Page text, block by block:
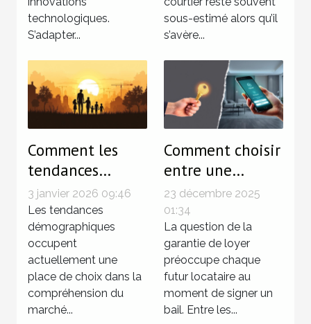
technologiques.
S’adapter...
sous-estimé alors qu’il
s’avère...
Comment les
tendances
démographiques
influencent le
marché
immobilier ?
3 janvier 2026 09:46
Les tendances
démographiques
occupent
actuellement une
place de choix dans la
compréhension du
marché...
Comment choisir
entre une
garantie de
loyer
traditionnelle et
une solution
sans dépôt ?
23 décembre 2025
01:34
La question de la
garantie de loyer
préoccupe chaque
futur locataire au
moment de signer un
bail. Entre les...